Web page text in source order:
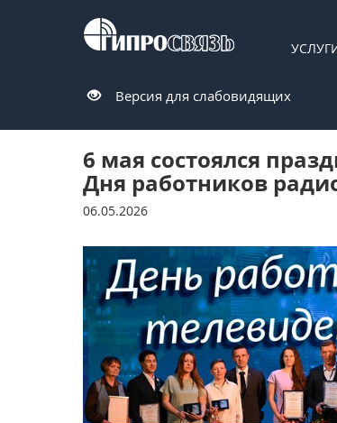
Версия для слабовидящих
6 мая состоялся
Дня работников
06.05.2026